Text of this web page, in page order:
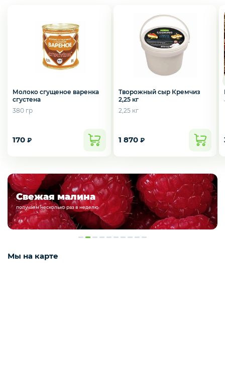
Замороженное пюре из ягод и фруктов
Курица, филе грудки, окорока
Рыба, Морепродукты
Молоко, молочные продукты
Орехи и сухофрукты
Молоко сгущеное варенка
сгустена
380 гр
170 ₽
Творожный сыр Кремчиз
2,25 кг
2,25 кг
1 870 ₽
Свежая малина
получаем несколько раз в неделю
Подарочные наборы из
ягод и фруктов!
Мы на карте